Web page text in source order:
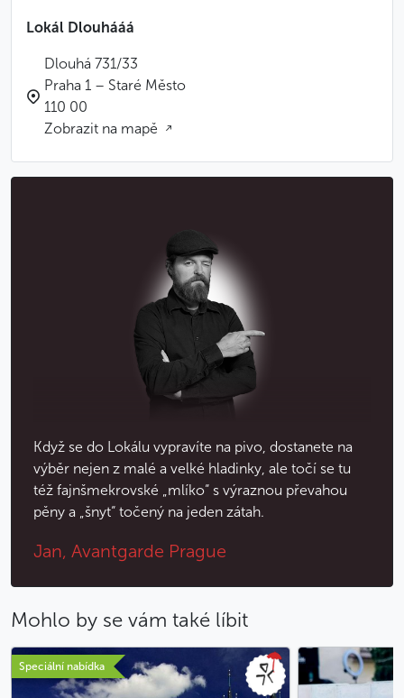
Lokál Dlouhááá
Dlouhá 731/33
Praha 1 – Staré Město
110 00
Zobrazit na mapě
Když se do Lokálu vypravíte na pivo, dostanete na
výběr nejen z malé a velké hladinky, ale točí se tu
též fajnšmekrovské „mlíko“ s výraznou převahou
pěny a „šnyt“ točený na jeden zátah.
Jan, Avantgarde Prague
Mohlo by se vám také líbit
Speciální nabídka